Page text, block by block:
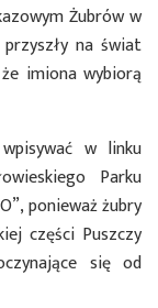
Żubrów w
na świat
imiona wybiorą
w linku
Parku
ponieważ żubry
części Puszczy
się od